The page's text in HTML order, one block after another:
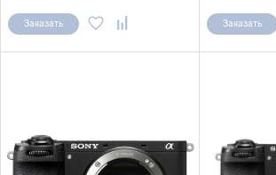
Заказать Заказать